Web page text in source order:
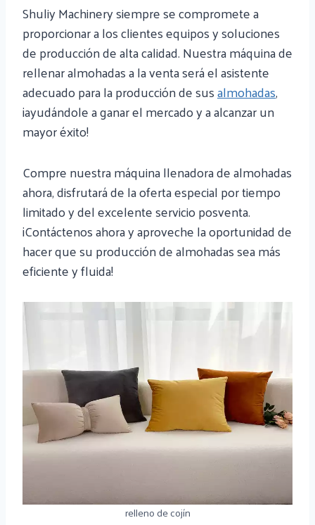
Shuliy Machinery siempre se compromete a
proporcionar a los clientes equipos y soluciones
de producción de alta calidad. Nuestra máquina de
rellenar almohadas a la venta será el asistente
adecuado para la producción de susalmohadas,
¡ayudándole a ganar el mercado y a alcanzar un
mayor éxito!
Compre nuestra máquina llenadora de almohadas
ahora, disfrutará de la oferta especial por tiempo
limitado y del excelente servicio posventa.
¡Contáctenos ahora y aproveche la oportunidad de
hacer que su producción de almohadas sea más
eficiente y fluida!
relleno de cojín